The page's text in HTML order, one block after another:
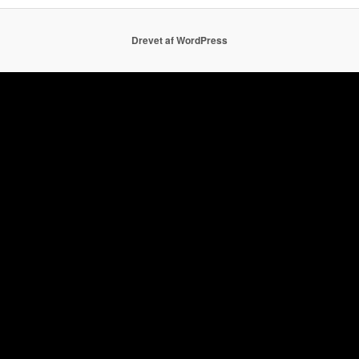
Drevet af WordPress